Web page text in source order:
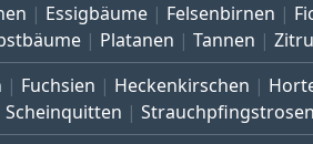
Essigbäume Felsenbirnen
Platanen Tannen
Fuchsien Heckenkirschen
Scheinquitten Strauchpfingstrosen